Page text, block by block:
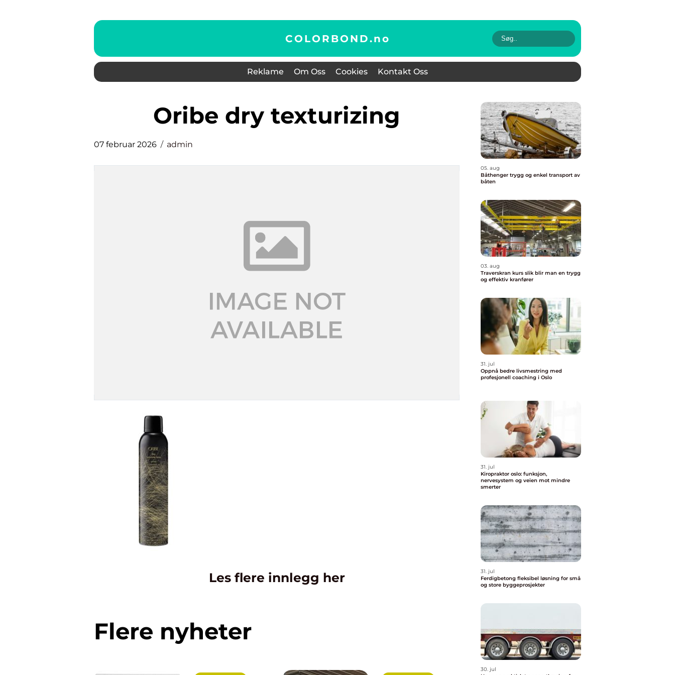
COLORBOND.no
Reklame Om Oss Cookies Kontakt Oss
Oribe dry texturizing
07 februar 2026 admin
Les flere innlegg her
Flere nyheter
05. aug
Båthenger trygg og enkel transport av
båten
03. aug
Traverskran kurs slik blir man en trygg
og effektiv kranfører
31. jul
Oppnå bedre livsmestring med
profesjonell coaching i Oslo
31. jul
Kiropraktor oslo: funksjon,
nervesystem og veien mot mindre
smerter
31. jul
Ferdigbetong fleksibel løsning for små
og store byggeprosjekter
30. jul